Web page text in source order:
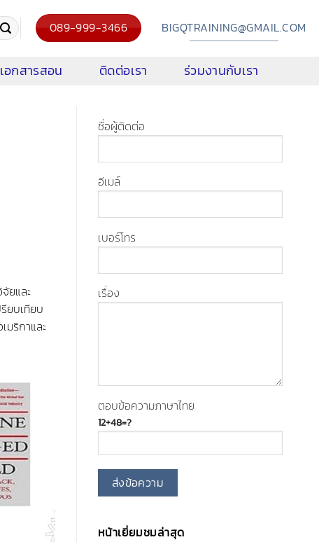
089-999-3466 BIGQTRAINING@GMAIL.COM
อกสารสอน ติดต่อเรา ร่วมงานกับเรา
ยและ
ยบเทียบ
มริกาและ
ชื่อผู้ติดต่อ
อีเมล์
เบอร์โทร
เรื่อง
ตอบข้อความภาษาไทย
12+48=?
หน้าเยี่ยมชมล่าสุด